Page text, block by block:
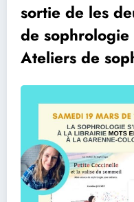
sortie de les
de
Ateliers de